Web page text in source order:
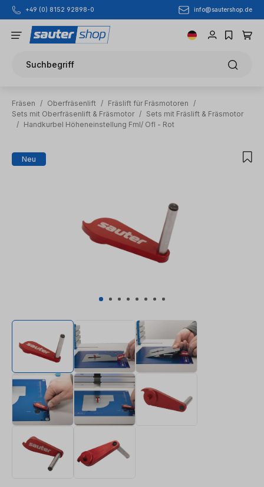
Zum Hauptinhalt springen
+49 (0) 8152 92898-0 info@sautershop.de
Suchbegriff
Fräsen / Oberfräsenlift / Fräslift für Fräsmotoren
/
Sets mit Oberfräsenlift & Fräsmotor / Sets mit Fräslift & Fräsmotor
/ Handkurbel Höheneinstellung Fml/ Ofl - Rot
Bildergalerie überspringen
Neu